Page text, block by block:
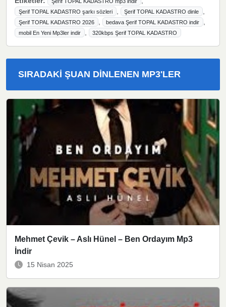
Şerif TOPAL KADASTRO şarkı sözleri Şerif TOPAL KADASTRO dinle
Şerif TOPAL KADASTRO 2026 bedava Şerif TOPAL KADASTRO indir
mobil En Yeni Mp3ler indir 320kbps Şerif TOPAL KADASTRO
SIRADAKI ŞUAN DINLENEN MP3'LER
Mehmet Çevik – Aslı Hünel – Ben Ordayım Mp3
İndir
15 Nisan 2025